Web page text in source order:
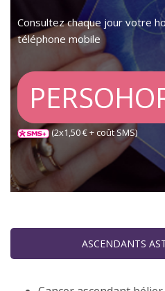
Consultez chaque jour votre
téléphone mobile
(2x1,50 € + coût SMS)
ASCENDANTS